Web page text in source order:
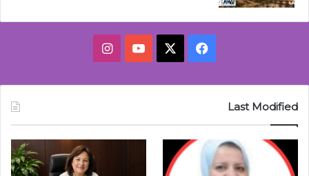
فيسبوك ‫YouTubeانستقرام
Last Modified